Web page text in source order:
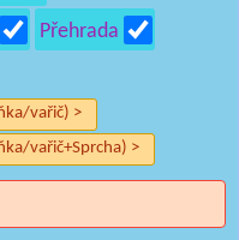
Přehrada
vařič) >
vařič+Sprcha) >